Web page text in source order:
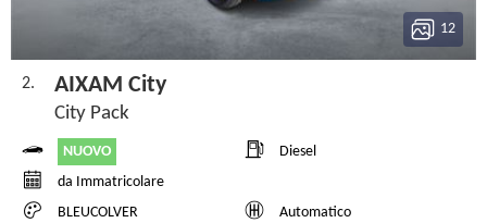
12
2. AIXAM City
City Pack
NUOVO
Diesel
da Immatricolare
BLEUCOLVER
Automatico